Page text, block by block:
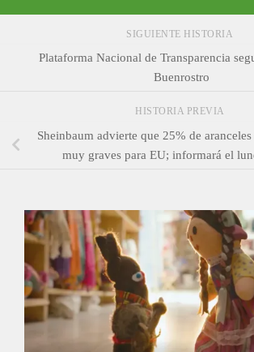
SIGUIENTE HISTORIA
Plataforma Nacional de Transparencia
Buenrostro
HISTORIA PREVIA
Sheinbaum advierte que 25% de
muy graves para EU; informará el